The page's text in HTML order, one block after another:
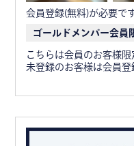
会員登録(無料)が必要で
ゴールドメンバー会員
こちらは会員のお客様限
未登録のお客様は会員登